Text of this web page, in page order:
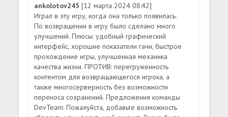
ankolotov245[12 марта 2024 08:42]
Играл в эту игру, когда она только появилась.
По возвращении в игру было сделано много
улучшений. Плюсы: удобный графический
интерфейс, хорошие показатели гачи, быстрое
прохождение игры, улучшенная механика
качества жизни. ПРОТИВ: перегруженность
контентом для возвращающегося игрока, а
также многосерверность без возможности
переноса сохранений. Предложения команды
DevTeam: Пожалуйста, добавьте возможность